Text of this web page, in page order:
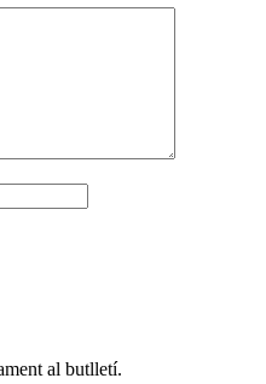
al butlletí.